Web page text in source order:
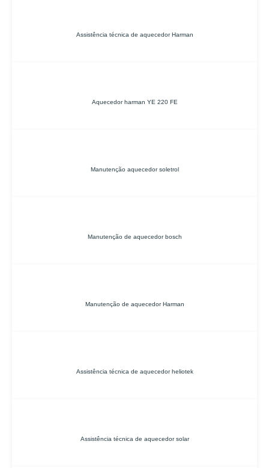
Assistência técnica de aquecedor Harman
Aquecedor harman YE 220 FE
Manutenção aquecedor soletrol
Manutenção de aquecedor bosch
Manutenção de aquecedor Harman
Assistência técnica de aquecedor heliotek
Assistência técnica de aquecedor solar